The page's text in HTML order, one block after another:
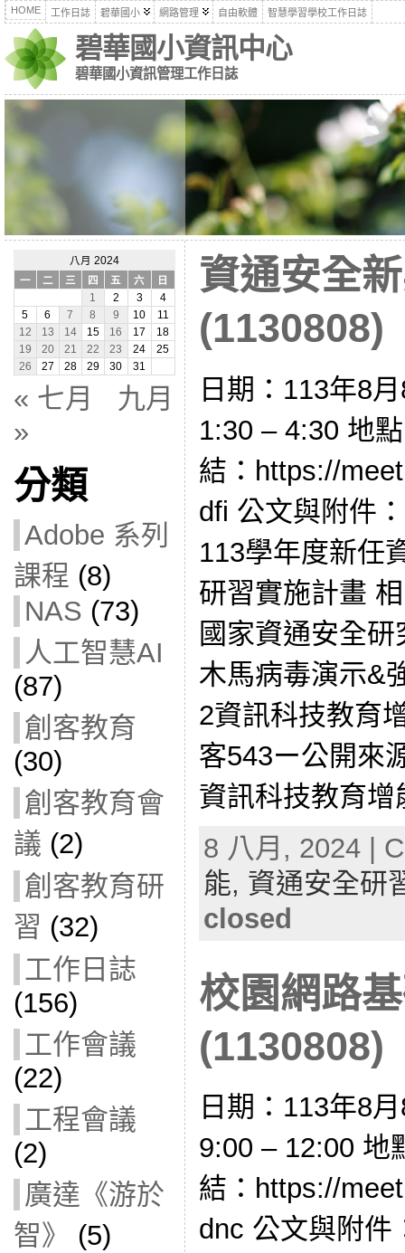
HOME 工作日誌 碧華國小 網路管理 自由軟體 智慧學習學校工作日誌
碧華國小資訊中心
碧華國小資訊管理工作日誌
八月 2024
一
二 三 四 五 六
日
1
2 3
4
5
6 7 8 9 10
11
12
13 14 15 16 17
18
19
20 21 22 23 24
25
26
27 28 29 30 31
« 七月
九月
»
分類
Adobe 系列
課程 (8)
NAS (73)
人工智慧AI
(87)
創客教育
(30)
創客教育會
議 (2)
創客教育研
習 (32)
工作日誌
(156)
工作會議
(22)
工程會議
(2)
廣達《游於
智》
(5)
資通安全
(1130808)
日期：113年8
1:30 – 4:30 地
結：https://
dfi 公文與附件
113學年度新任
研習實施計畫
國家資通安全
木馬病毒演示&
2資訊科技教育
客543ー公開來
資訊科技教育
8 八月, 2024 |
能, 資通安全研
closed
校園網路
(1130808)
日期：113年8
9:00 – 12:00 地
結：https://
dnc 公文與附件